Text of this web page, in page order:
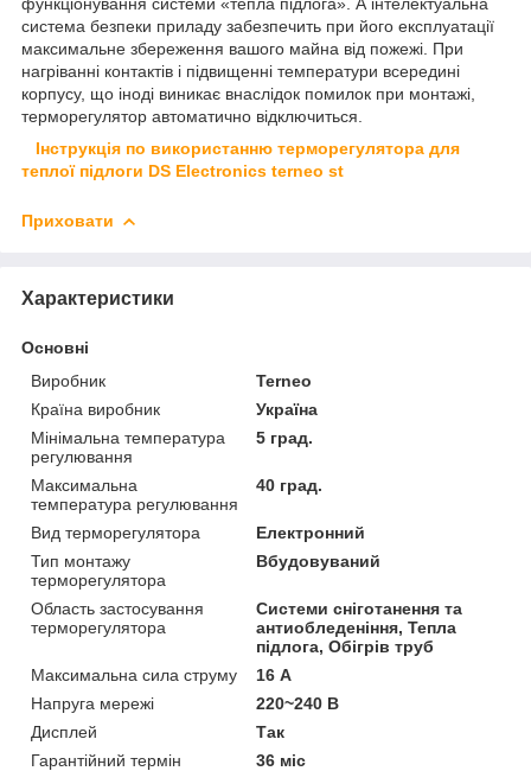
система безпеки приладу забезпечить при його експлуатації
максимальне збереження вашого майна від пожежі. При
нагріванні контактів і підвищенні температури всередині
корпусу, що іноді виникає внаслідок помилок при монтажі,
терморегулятор автоматично відключиться.
Інструкція по використанню терморегулятора для
теплої підлоги DS Electronics terneo st
Приховати
Характеристики
Основні
Виробник
Terneo
Країна виробник
Україна
Мінімальна температура
регулювання
5 град.
Максимальна
температура регулювання
40 град.
Вид терморегулятора
Електронний
Тип монтажу
терморегулятора
Вбудовуваний
Область застосування
терморегулятора
Системи сніготанення та
антиобледеніння, Тепла
підлога, Обігрів труб
Максимальна сила струму
16 А
Напруга мережі
220~240 В
Дисплей
Так
Гарантійний термін
36 міс